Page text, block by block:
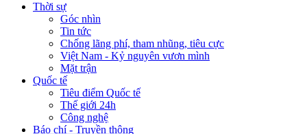
Thời sự
Góc nhìn
Tin tức
Chống lãng phí, tham nhũng, tiêu cực
Việt Nam - Kỷ nguyên vươn mình
Mặt trận
Quốc tế
Tiêu điểm Quốc tế
Thế giới 24h
Công nghệ
Báo chí - Truyền thông